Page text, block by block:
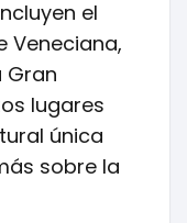
el
Veneciana,
Gran
lugares
única
sobre la